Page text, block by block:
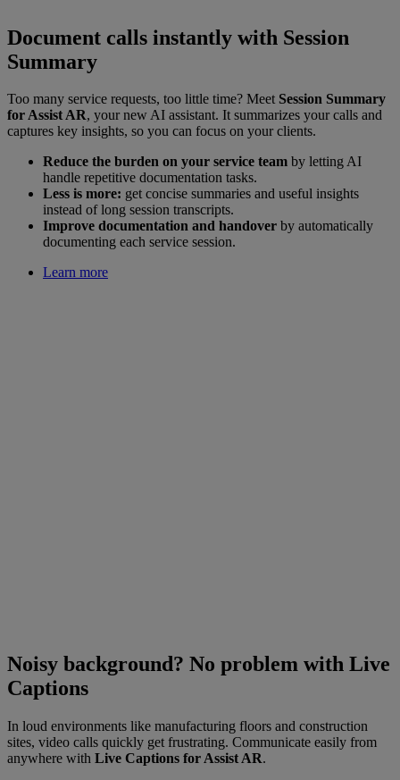
Document calls instantly with Session
Summary
Too many service requests, too little time? Meet Session Summary
for Assist AR, your new AI assistant. It summarizes your calls and
captures key insights, so you can focus on your clients.
Reduce the burden on your service team by letting AI
handle repetitive documentation tasks.
Less is more: get concise summaries and useful insights
instead of long session transcripts.
Improve documentation and handover by automatically
documenting each service session.
Learn more
Noisy background? No problem with Live
Captions
In loud environments like manufacturing floors and construction
sites, video calls quickly get frustrating. Communicate easily from
anywhere with Live Captions for Assist AR.